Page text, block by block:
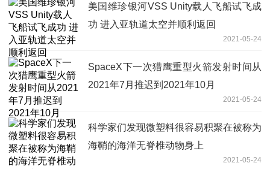
美国维珍银河VSS Unity载人飞船试飞成
功 进入亚轨道太空并顺利返回
2021-05-24
SpaceX下一次猎鹰重型火箭发射时间从
2021年7月推迟到2021年10月
2021-05-24
科学家们发现微塑料很容易积聚在被称为
海鞘的海洋无脊椎动物身上
2021-05-24